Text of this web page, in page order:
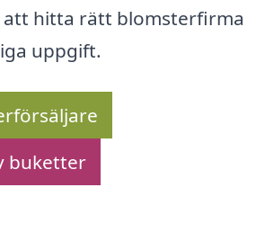
hitta rätt blomsterfirma
uppgift.
buketter